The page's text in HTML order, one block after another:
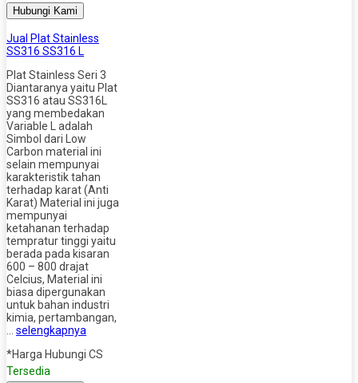
Hubungi Kami
Jual Plat Stainless
SS316 SS316 L
Plat Stainless Seri 3
Diantaranya yaitu Plat
SS316 atau SS316L
yang membedakan
Variable L adalah
Simbol dari Low
Carbon material ini
selain mempunyai
karakteristik tahan
terhadap karat (Anti
Karat) Material ini juga
mempunyai
ketahanan terhadap
tempratur tinggi yaitu
berada pada kisaran
600 – 800 drajat
Celcius, Material ini
biasa dipergunakan
untuk bahan industri
kimia, pertambangan,
… selengkapnya
*Harga Hubungi CS
Tersedia